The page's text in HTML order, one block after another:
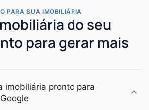
PARA SUA IMOBILIÁRIA
do seu
para gerar mais
imobiliária pronto para